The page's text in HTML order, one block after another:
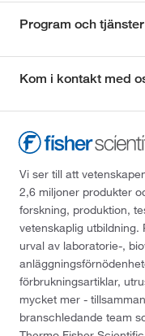
Program och tjänster
Kom i kontakt med
Vi ser till att
2,6 miljoner produkter
forskning, produktion,
vetenskaplig
urval av laboratorie-,
förbrukningsartiklar,
mycket mer -
branschledande team